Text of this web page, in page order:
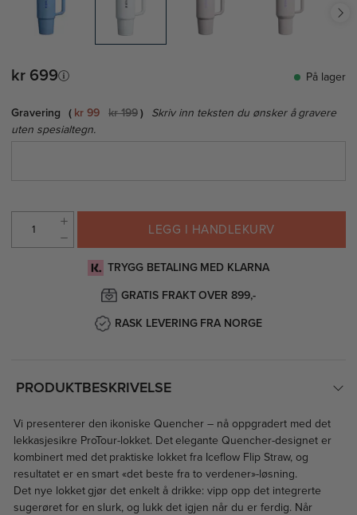
kr 699 På lager
Gravering kr 99 kr 199
Skriv inn teksten du ønsker å gravere
uten spesialtegn.
LEGG I HANDLEKURV
TRYGG BETALING MED KLARNA
GRATIS FRAKT OVER 899,-
RASK LEVERING FRA NORGE
PRODUKTBESKRIVELSE
Vi presenterer den ikoniske Quencher – nå oppgradert med det
lekkasjesikre ProTour-lokket. Det elegante Quencher-designet er
kombinert med det praktiske lokket fra Iceflow Flip Straw, og
resultatet er en smart «det beste fra to verdener»-løsning.
Det nye lokket gjør det enkelt å drikke: vipp opp det integrerte
sugerøret for en slurk, og lukk det igjen når du er ferdig. Når